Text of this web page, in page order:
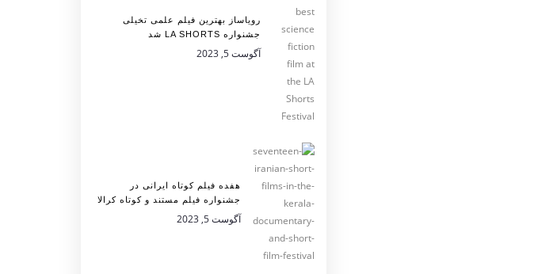
رویاساز بهترین فیلم علمی تخیلی
جشنواره LA SHORTS شد
آگوست 5, 2023
هفده فیلم کوتاه ایرانی در
جشنواره فیلم مستند و کوتاه کرالا
آگوست 5, 2023